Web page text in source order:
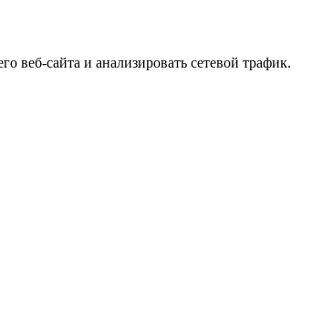
веб-сайта и анализировать сетевой трафик.